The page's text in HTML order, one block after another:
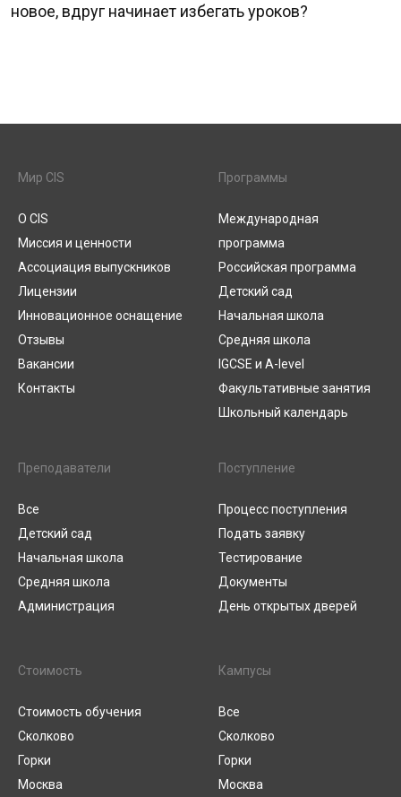
новое, вдруг начинает избегать уроков?
Мир CIS
О CIS
Миссия и ценности
Ассоциация выпускников
Лицензии
Инновационное оснащение
Отзывы
Вакансии
Контакты
Программы
Международная
программа
Российская программа
Детский сад
Начальная школа
Средняя школа
IGCSE и A-level
Факультативные занятия
Школьный календарь
Преподаватели
Все
Детский сад
Начальная школа
Средняя школа
Администрация
Поступление
Процесс поступления
Подать заявку
Тестирование
Документы
День открытых дверей
Стоимость
Стоимость обучения
Сколково
Горки
Москва
Кампусы
Все
Сколково
Горки
Москва